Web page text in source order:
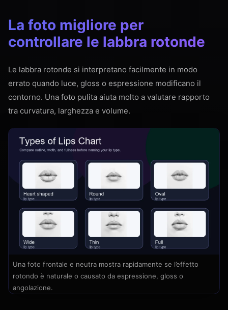
La foto migliore per
controllare le labbra rotonde
Le labbra rotonde si interpretano facilmente in modo
errato quando luce, gloss o espressione modificano il
contorno. Una foto pulita aiuta molto a valutare rapporto
tra curvatura, larghezza e volume.
Una foto frontale e neutra mostra rapidamente se l’effetto
rotondo è naturale o causato da espressione, gloss o
angolazione.